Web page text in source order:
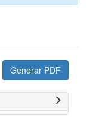
Generar PDF